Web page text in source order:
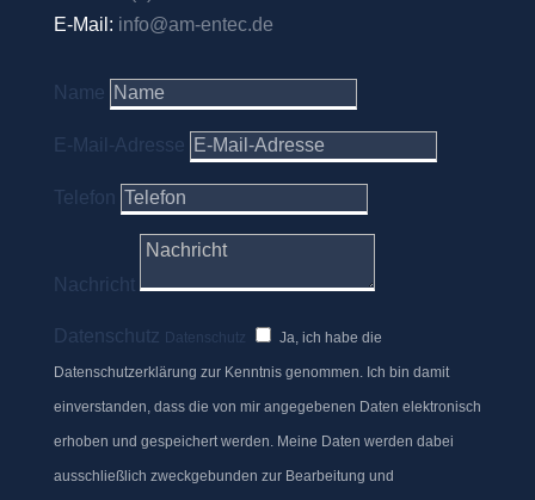
E-Mail: info@am-entec.de
Name
E-Mail-Adresse
Telefon
Nachricht
Datenschutz Datenschutz Ja, ich habe die
Datenschutzerklärung zur Kenntnis genommen. Ich bin damit
einverstanden, dass die von mir angegebenen Daten elektronisch
erhoben und gespeichert werden. Meine Daten werden dabei
ausschließlich zweckgebunden zur Bearbeitung und